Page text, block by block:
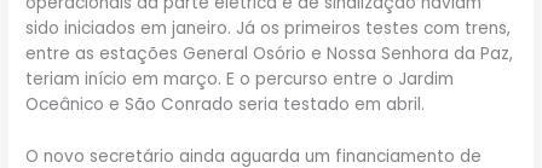
sido iniciados em janeiro. Já os primeiros testes com trens,
entre as estações General Osório e Nossa Senhora da Paz,
teriam início em março. E o percurso entre o Jardim
Oceânico e São Conrado seria testado em abril.
O novo secretário ainda aguarda um financiamento de